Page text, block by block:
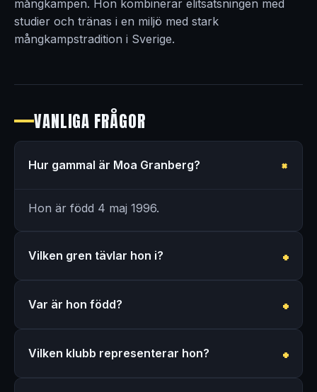
mångkampen. Hon kombinerar elitsatsningen med
studier och tränas i en miljö med stark
mångkampstradition i Sverige.
VANLIGA FRÅGOR
Hur gammal är Moa Granberg?
Hon är född 4 maj 1996.
Vilken gren tävlar hon i?
Var är hon född?
Vilken klubb representerar hon?